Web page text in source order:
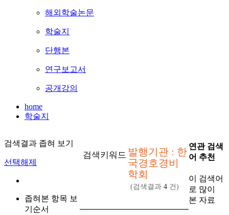
해외학술논문
학술지
단행본
연구보고서
공개강의
home
학술지
검색결과 좁혀 보기
선택해제
좁혀본 항목 보
기순서
검색키워드 발행기관 : 한
국경호경비
학회
(검색결과 4 건)
연관 검색
어 추천
이 검색어
로 많이
본 자료